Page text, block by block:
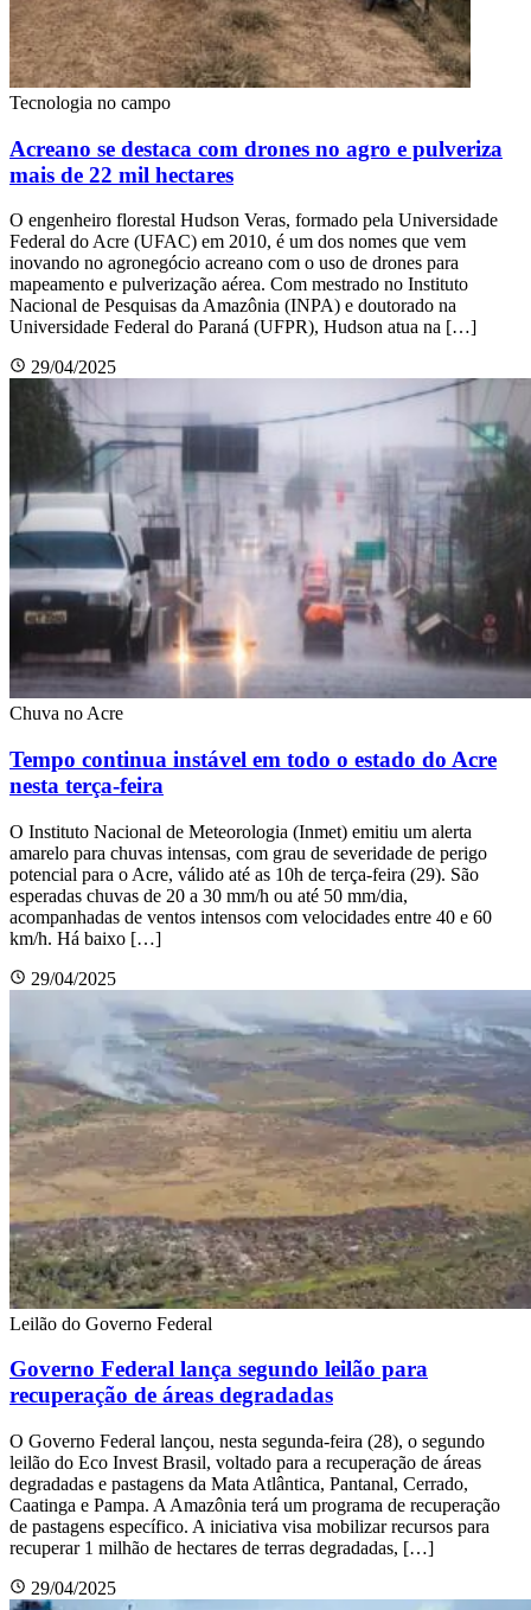
Tecnologia no campo
Acreano se destaca com drones no agro e pulveriza
mais de 22 mil hectares
O engenheiro florestal Hudson Veras, formado pela Universidade
Federal do Acre (UFAC) em 2010, é um dos nomes que vem
inovando no agronegócio acreano com o uso de drones para
mapeamento e pulverização aérea. Com mestrado no Instituto
Nacional de Pesquisas da Amazônia (INPA) e doutorado na
Universidade Federal do Paraná (UFPR), Hudson atua na […]
29/04/2025
Chuva no Acre
Tempo continua instável em todo o estado do Acre
nesta terça-feira
O Instituto Nacional de Meteorologia (Inmet) emitiu um alerta
amarelo para chuvas intensas, com grau de severidade de perigo
potencial para o Acre, válido até as 10h de terça-feira (29). São
esperadas chuvas de 20 a 30 mm/h ou até 50 mm/dia,
acompanhadas de ventos intensos com velocidades entre 40 e 60
km/h. Há baixo […]
29/04/2025
Leilão do Governo Federal
Governo Federal lança segundo leilão para
recuperação de áreas degradadas
O Governo Federal lançou, nesta segunda-feira (28), o segundo
leilão do Eco Invest Brasil, voltado para a recuperação de áreas
degradadas e pastagens da Mata Atlântica, Pantanal, Cerrado,
Caatinga e Pampa. A Amazônia terá um programa de recuperação
de pastagens específico. A iniciativa visa mobilizar recursos para
recuperar 1 milhão de hectares de terras degradadas, […]
29/04/2025